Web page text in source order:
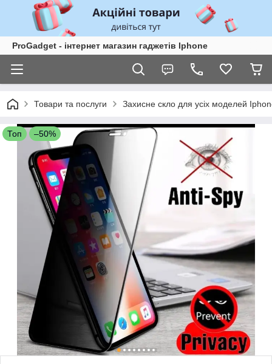
ProGadget - iнтернет магазин гаджетів Iphone
Товари та послуги Захисне скло для усіх моделей
Топ –50%